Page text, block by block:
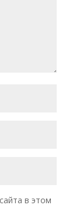
в этом